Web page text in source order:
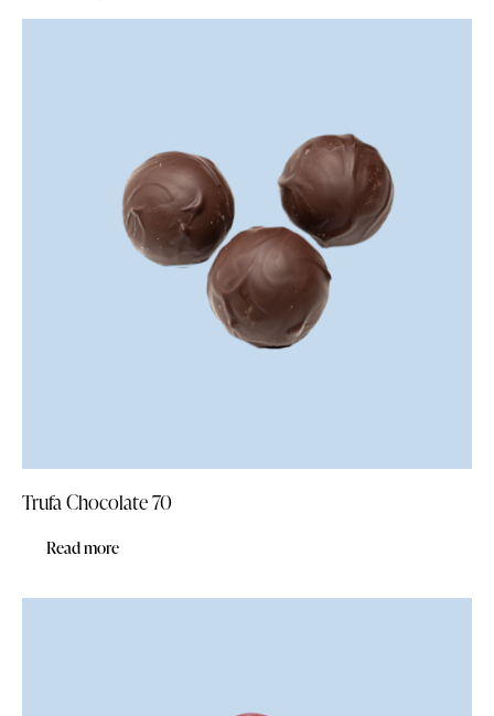
Trufa Chocolate 70
Read more